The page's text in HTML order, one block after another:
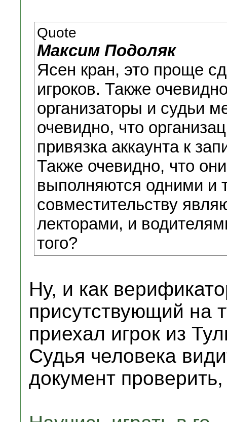
Quote
Максим Подоляк
Ясен кран, это проще
игроков. Также
организаторы и судьи
очевидно, что
привязка аккаунта к
Также очевидно, что
выполняются одними и
совместительству
лекторами, и
того?
Ну, и как
присутствующий на
приехал игрок из
Судья человека
документ